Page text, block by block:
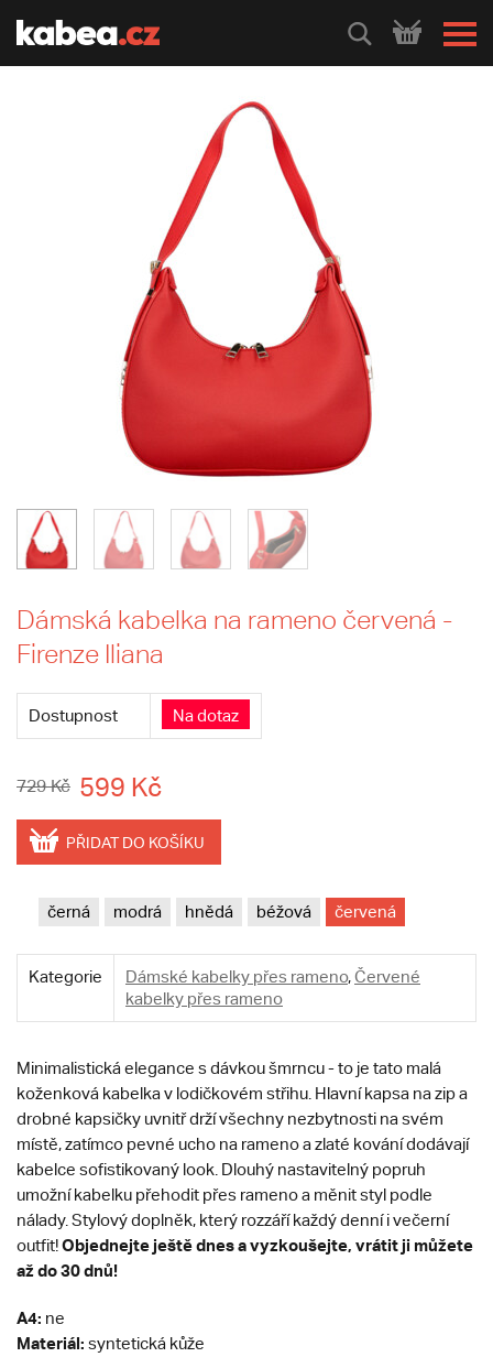
HLEDEJ
Dámská kabelka na rameno červená -
Firenze Iliana
Dostupnost Na dotaz
729 Kč 599 Kč
PŘIDAT DO KOŠÍKU
černá modrá hnědá béžová červená
Kategorie Dámské kabelky přes rameno,Červené
kabelky přes rameno
Minimalistická elegance s dávkou šmrncu - to je tato malá
koženková kabelka v lodičkovém střihu. Hlavní kapsa na zip a
drobné kapsičky uvnitř drží všechny nezbytnosti na svém
místě, zatímco pevné ucho na rameno a zlaté kování dodávají
kabelce sofistikovaný look. Dlouhý nastavitelný popruh
umožní kabelku přehodit přes rameno a měnit styl podle
nálady. Stylový doplněk, který rozzáří každý denní i večerní
outfit!Objednejte ještě dnes a vyzkoušejte, vrátit ji můžete
až do 30 dnů!
A4: ne
Materiál: syntetická kůže